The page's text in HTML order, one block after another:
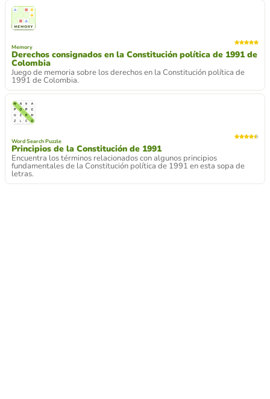
Memory
Derechos consignados en la Constitución política de 1991 de
Colombia
Juego de memoria sobre los derechos en la Constitución política de
1991 de Colombia.
Word Search Puzzle
Principios de la Constitución de 1991
Encuentra los términos relacionados con algunos principios
fundamentales de la Constitución política de 1991 en esta sopa de
letras.